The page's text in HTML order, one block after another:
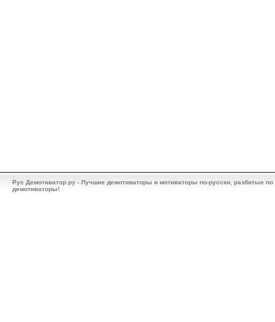
Рус Демотиватор.ру - Лучшие демотиваторы и мотиваторы по-русски, разбитые
демотиваторы!